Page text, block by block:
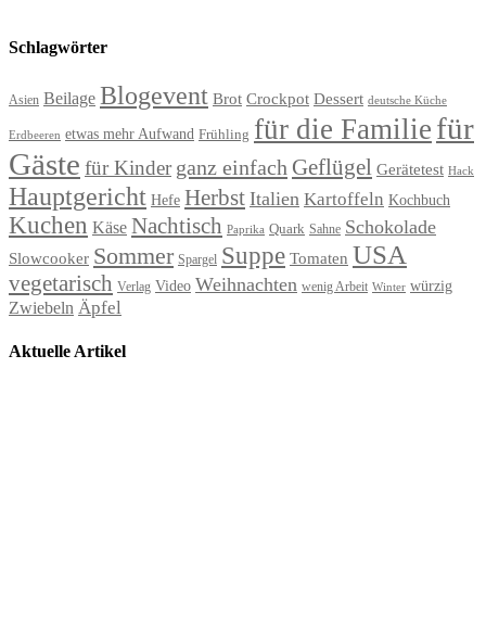
Schlagwörter
Asien Beilage Blogevent Brot Crockpot Dessert deutsche Küche
Erdbeeren etwas mehr Aufwand Frühling für die Familie für
Gäste für Kinder ganz einfach Geflügel Gerätetest Hack
Hauptgericht Hefe Herbst Italien Kartoffeln Kochbuch
Kuchen Käse Nachtisch Paprika Quark Sahne Schokolade
Slowcooker Sommer Spargel Suppe Tomaten USA
vegetarisch Verlag Video Weihnachten wenig Arbeit Winter würzig
Zwiebeln Äpfel
Aktuelle Artikel